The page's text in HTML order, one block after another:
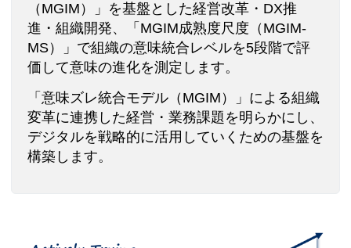
（MGIM）」を基盤とした経営改革・DX推
進・組織開発、「MGIM成熟度尺度（MGIM-
MS）」で組織の意味統合レベルを5段階で評
価して意味の進化を測定します。
「意味ズレ統合モデル（MGIM）」による組織
変革に連携した経営・業務課題を明らかにし、
デジタルを戦略的に活用していくための基盤を
構築します。